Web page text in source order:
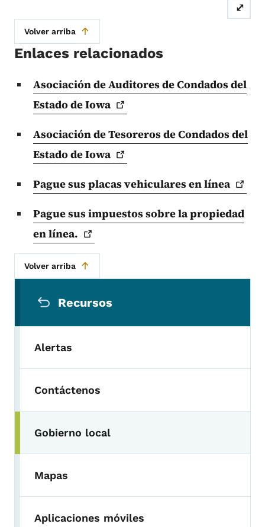
⤢
Volver arriba
Enlaces relacionados
Asociación de Auditores de Condados del
Estado deIowa
Asociación de Tesoreros de Condados del
Estado deIowa
Pague sus placas vehiculares enlínea
Pague sus impuestos sobre la propiedad
enlínea.
Volver arriba
Recursos
Alertas
Contáctenos
Gobierno local
Mapas
Aplicaciones móviles